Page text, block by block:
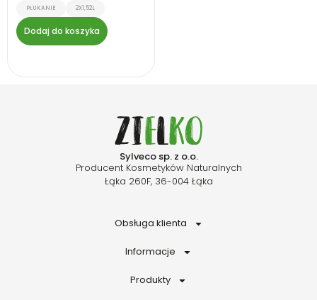
PŁUKANIE 2X1,52L
Dodaj do koszyka
Sylveco sp. z o.o.
Producent Kosmetyków Naturalnych
Łąka 260F, 36-004 Łąka
Obsługa klienta
Informacje
Produkty